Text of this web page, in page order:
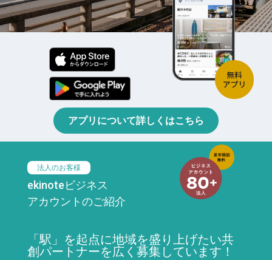
アプリについて詳しくはこちら
法人のお客様
ekinoteビジネス
アカウントのご紹介
「駅」を起点に地域を盛り上げたい共
創パートナーを広く募集しています！